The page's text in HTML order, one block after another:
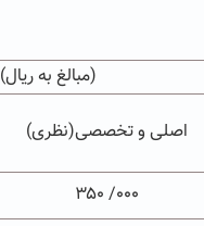
(مبالغ به ریال)
اصلی و تخصصی(نظری)
۰۰۰/ ۳۵۰